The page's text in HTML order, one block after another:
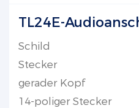
TL24E-
Schild
Stecker
gerader Kopf
14-poliger Stecker